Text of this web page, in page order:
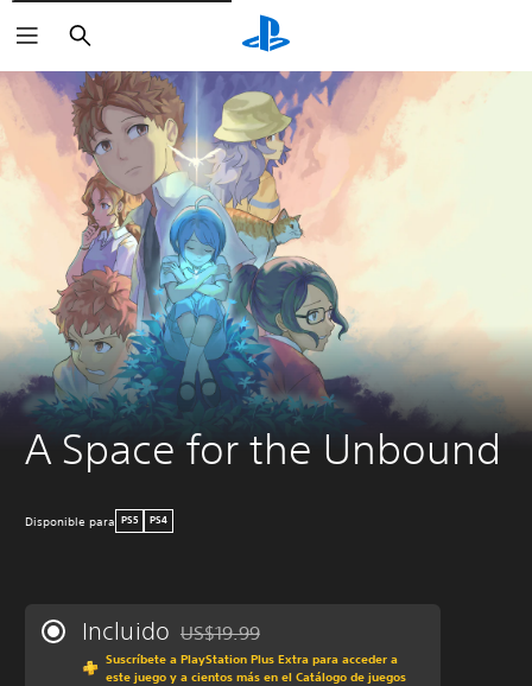
Buscar
A Space for the Unbound
Disponible para PS5 PS4
Incluido Rebajado del precio original de US$19.99
US$19.99
Suscríbete a PlayStation Plus Extra para acceder a
este juego y a cientos más en el Catálogo de juegos